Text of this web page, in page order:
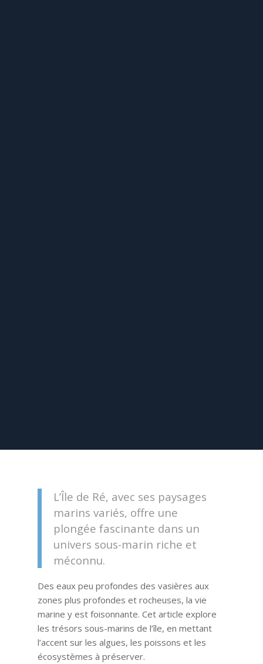
L’Île de Ré, avec ses paysages
marins variés, offre une
plongée fascinante dans un
univers sous-marin riche et
méconnu.
Des eaux peu profondes des vasières aux
zones plus profondes et rocheuses, la vie
marine y est foisonnante. Cet article explore
les trésors sous-marins de l’île, en mettant
l’accent sur les algues, les poissons et les
écosystèmes à préserver.